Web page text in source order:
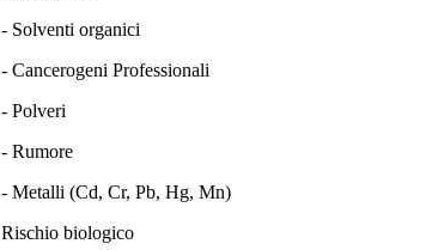
- Solventi organici
- Cancerogeni Professionali
- Polveri
- Rumore
- Metalli (Cd, Cr, Pb, Hg, Mn)
Rischio biologico